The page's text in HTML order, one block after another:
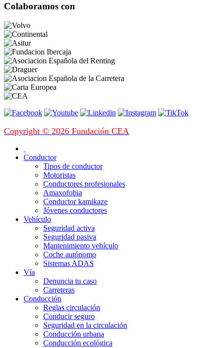
Colaboramos con
Copyright © 2026 Fundación CEA
Conductor
Tipos de conductor
Motoristas
Conductores profesionales
Amaxofobia
Conductor kamikaze
Jóvenes conductores
Vehículo
Seguridad activa
Seguridad pasiva
Mantenimiento vehículo
Coche autónomo
Sistemas ADAS
Vía
Denuncia tu caso
Carreteras
Conducción
Reglas circulación
Conducir seguro
Seguridad en la circulación
Conducción urbana
Conducción ecológica